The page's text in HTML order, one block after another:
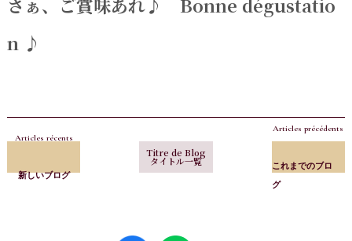
n ♪
Articles récents
新しいブログ
Titre de Blog
タイトル一覧
Articles précédents
これまでのブロ
グ